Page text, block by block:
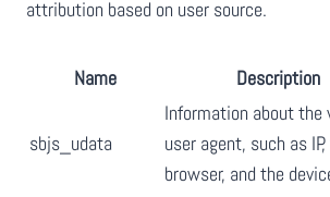
attribution based on user source.
Name Description
sbjs_udata
Information about the
user agent, such as
browser, and the